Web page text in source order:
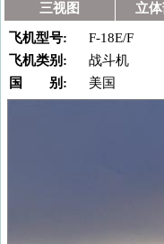
三视图
立
飞机型号:
F-18E/F
飞机类别:
战斗机
国 别:
美国